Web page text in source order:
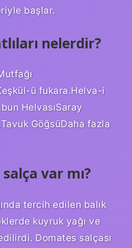
başlar.
nelerdir?
ü fukara.Helva-i
HelvasıSaray
GöğsüDaha fazla
var mı?
tercih edilen balık
kuyruk yağı ve
Domates salçası